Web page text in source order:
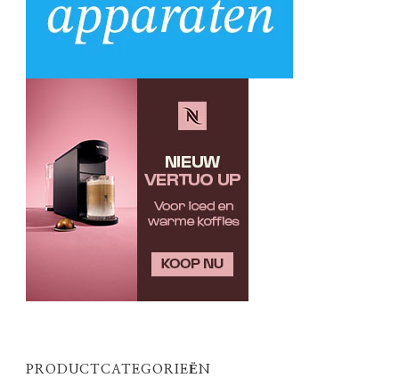
PRODUCTCATEGORIEËN